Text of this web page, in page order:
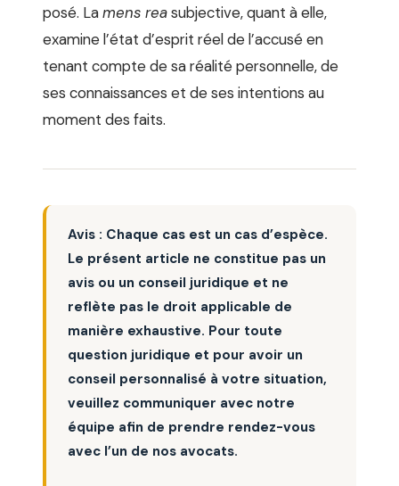
posé. Lamens reasubjective, quant à elle,
examine l’état d’esprit réel de l’accusé en
tenant compte de sa réalité personnelle, de
ses connaissances et de ses intentions au
moment des faits.
Avis : Chaque cas est un cas d’espèce.
Le présent article ne constitue pas un
avis ou un conseil juridique et ne
reflète pas le droit applicable de
manière exhaustive. Pour toute
question juridique et pour avoir un
conseil personnalisé à votre situation,
veuillez communiquer avec notre
équipe afin de prendre rendez-vous
avec l’un de nos avocats.